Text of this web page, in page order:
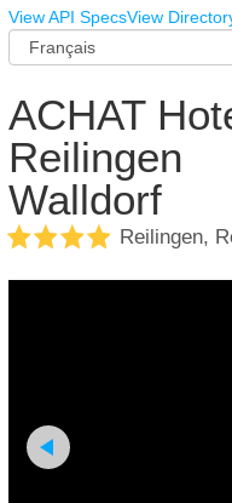
View API SpecsView
ACHAT
Reilingen
Walldorf
Reilingen,